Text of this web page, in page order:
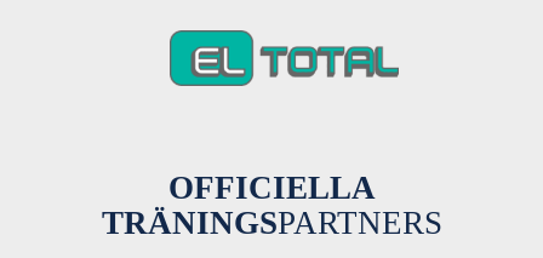
OFFICIELLA
TRÄNINGSPARTNERS